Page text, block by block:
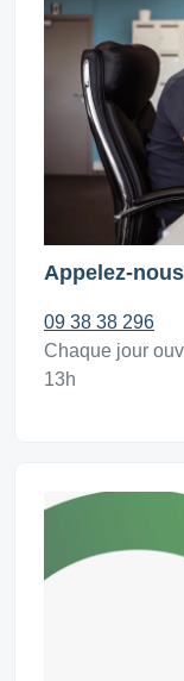
Appelez-nous
09 38 38 296
Chaque jour
13h